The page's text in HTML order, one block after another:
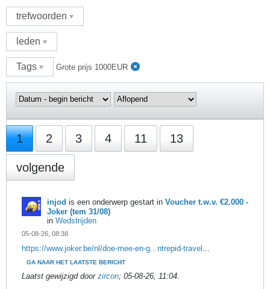
trefwoorden
leden
Tags Grote prijs 1000EUR
1 2 3 4 11 13
volgende
injod is een onderwerp gestart in Voucher t.w.v. €2.000 -
Joker (tem 31/08)
in Wedstrijden
05-08-26, 08:38
https://www.joker.be/nl/doe-mee-en-g...ntrepid-travel ...
GA NAAR HET LAATSTE BERICHT
Laatst gewijzigd door zircon; 05-08-26, 11:04.